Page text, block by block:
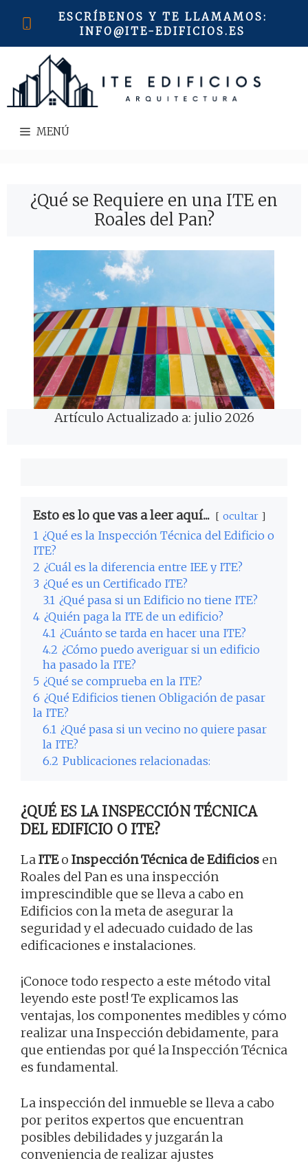
ESCRÍBENOS Y TE LLAMAMOS:
INFO@ITE-EDIFICIOS.ES
MENÚ
¿Qué se Requiere en una ITE en
Roales del Pan?
Artículo Actualizado a: julio 2026
Esto es lo que vas a leer aquí... ocultar
1 ¿Qué es la Inspección Técnica del Edificio o
ITE?
2 ¿Cuál es la diferencia entre IEE y ITE?
3 ¿Qué es un Certificado ITE?
3.1 ¿Qué pasa si un Edificio no tiene ITE?
4 ¿Quién paga la ITE de un edificio?
4.1 ¿Cuánto se tarda en hacer una ITE?
4.2 ¿Cómo puedo averiguar si un edificio
ha pasado la ITE?
5 ¿Qué se comprueba en la ITE?
6 ¿Qué Edificios tienen Obligación de pasar
la ITE?
6.1 ¿Qué pasa si un vecino no quiere pasar
la ITE?
6.2 Publicaciones relacionadas:
¿QUÉ ES LA INSPECCIÓN TÉCNICA
DEL EDIFICIO O ITE?
La ITEo Inspección Técnica de Edificios en
Roales del Pan es una inspección
imprescindible que se lleva a cabo en
Edificios con la meta de asegurar la
seguridad y el adecuado cuidado de las
edificaciones e instalaciones.
¡Conoce todo respecto a este método vital
leyendo este post! Te explicamos las
ventajas, los componentes medibles y cómo
realizar una Inspección debidamente, para
que entiendas por qué la Inspección Técnica
es fundamental.
La inspección del inmueble se lleva a cabo
por peritos expertos que encuentran
posibles debilidades y juzgarán la
conveniencia de realizar ajustes